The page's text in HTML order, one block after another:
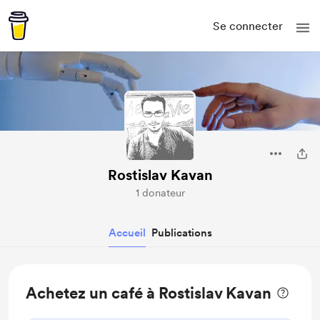
Se connecter
Rostislav Kavan
1 donateur
Accueil Publications
Achetez un café à Rostislav Kavan